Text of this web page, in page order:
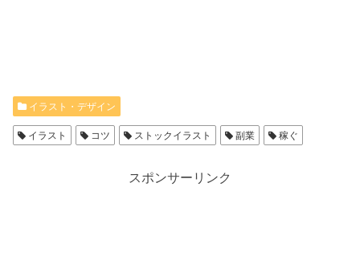
イラスト・デザイン
イラスト コツ ストックイラスト 副業 稼ぐ
スポンサーリンク